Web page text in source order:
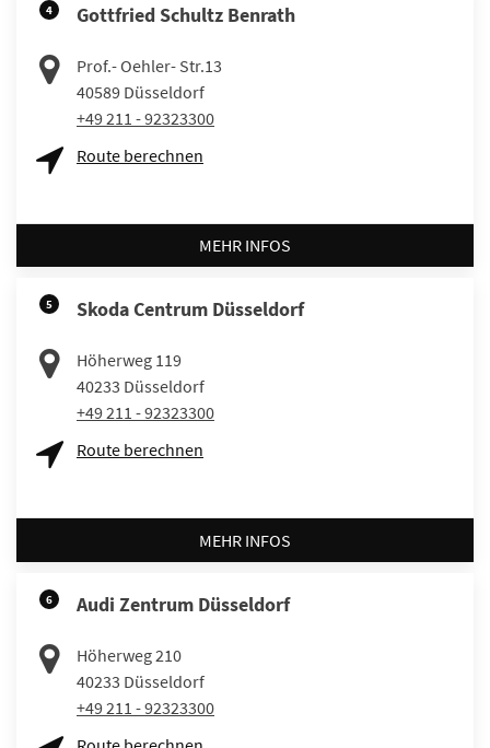
4 Gottfried Schultz Benrath
Prof.- Oehler- Str.13
40589 Düsseldorf
+49 211 - 92323300
Route berechnen
MEHR INFOS
5 Skoda Centrum Düsseldorf
Höherweg 119
40233 Düsseldorf
+49 211 - 92323300
Route berechnen
MEHR INFOS
6 Audi Zentrum Düsseldorf
Höherweg 210
40233 Düsseldorf
+49 211 - 92323300